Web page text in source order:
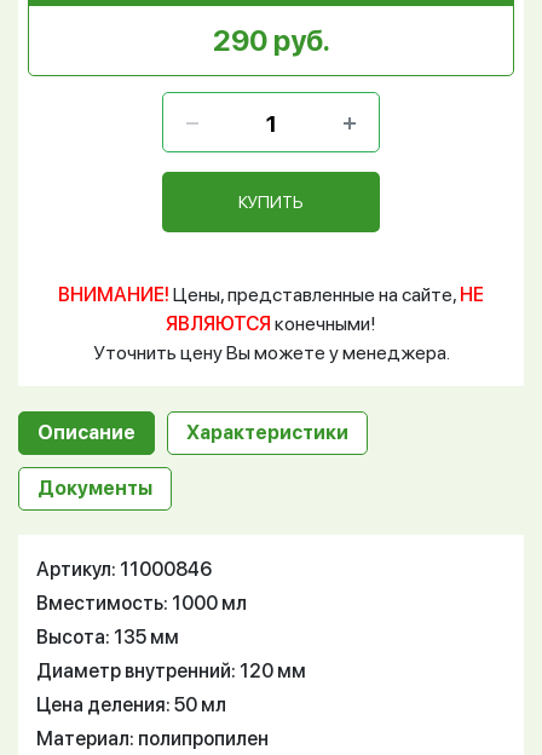
290 руб.
КУПИТЬ
ВНИМАНИЕ! Цены, представленные на сайте, НЕ
ЯВЛЯЮТСЯ конечными!
Уточнить цену Вы можете у менеджера.
Описание Характеристики
Документы
Артикул: 11000846
Вместимость: 1000 мл
Высота: 135 мм
Диаметр внутренний: 120 мм
Цена деления: 50 мл
Материал: полипропилен